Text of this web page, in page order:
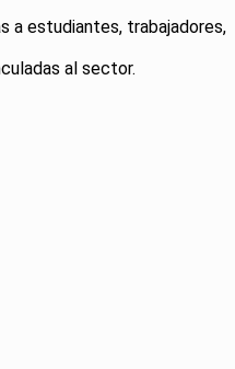
a estudiantes, trabajadores,
al sector.